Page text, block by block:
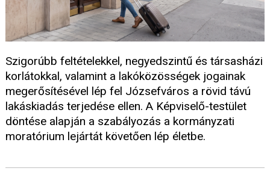
Szigorúbb feltételekkel, negyedszintű és társasházi
korlátokkal, valamint a lakóközösségek jogainak
megerősítésével lép fel Józsefváros a rövid távú
lakáskiadás terjedése ellen. A Képviselő-testület
döntése alapján a szabályozás a kormányzati
moratórium lejártát követően lép életbe.